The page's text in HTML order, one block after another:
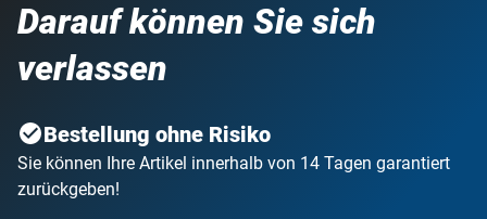
Darauf können Sie sich
verlassen
Bestellung ohne Risiko
Sie können Ihre Artikel innerhalb von 14 Tagen garantiert
zurückgeben!